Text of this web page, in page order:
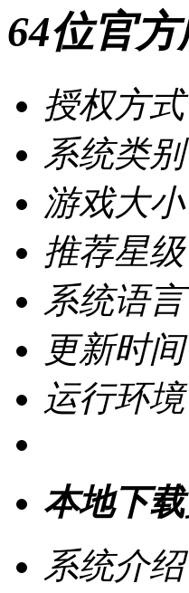
64位官方
授权方
系统类
游戏大
推荐星级
系统语
更新时
运行环
本地下载
系统介绍